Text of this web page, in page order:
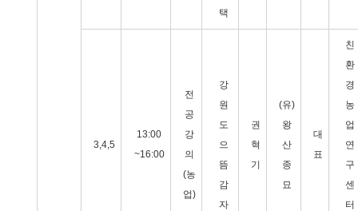
택
3,4,5
13:00
~16:00
전
공
강
의
(농
업)
강
원
도
으
뜸
감
자
권
혁
기
(유)
왕
산
종
묘
대
표
친
환
경
농
업
연
구
센
터